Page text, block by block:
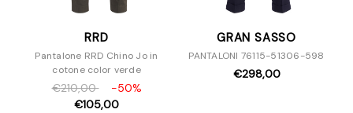
RRD
Pantalone RRD Chino Jo in
cotone color verde
€210,00
-50%
€105,00
GRAN SASSO
PANTALONI 76115-51306-598
€298,00